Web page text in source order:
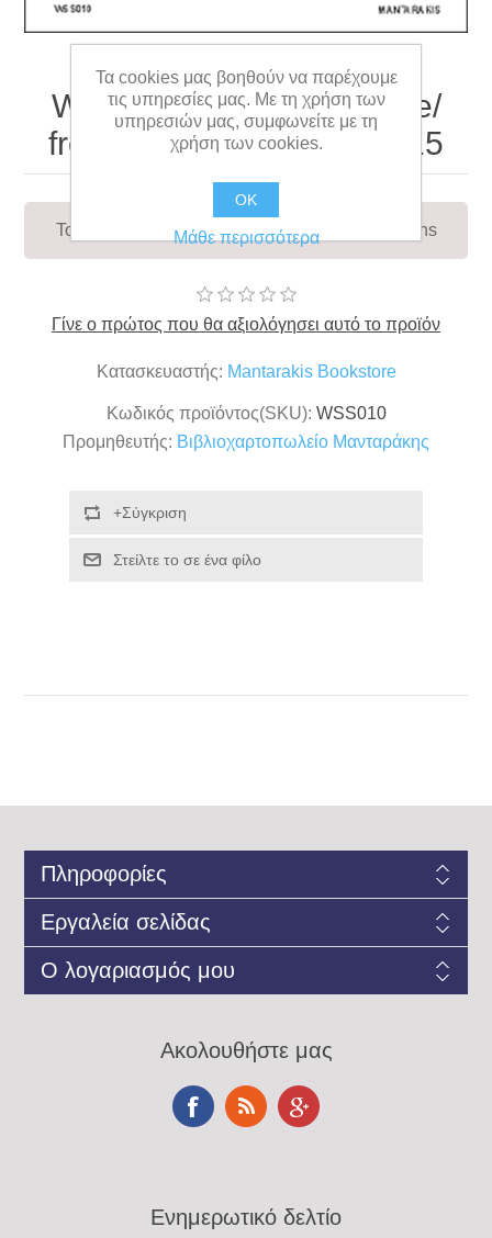
Warning Low temperature/
freezing conditions 15 x 15
To warn of low temperature or freezing conditions
Γίνε ο πρώτος που θα αξιολόγησει αυτό το προϊόν
Κατασκευαστής: Mantarakis Bookstore
Κωδικός προϊόντος(SKU): WSS010
Προμηθευτής: Βιβλιοχαρτοπωλείο Μανταράκης
Πληροφορίες
Εργαλεία σελίδας
Ο λογαριασμός μου
Ακολουθήστε μας
Ενημερωτικό δελτίο
Τα cookies μας βοηθούν να παρέχουμε
τις υπηρεσίες μας. Με τη χρήση των
υπηρεσιών μας, συμφωνείτε με τη
χρήση των cookies.
OK
Μάθε περισσότερα